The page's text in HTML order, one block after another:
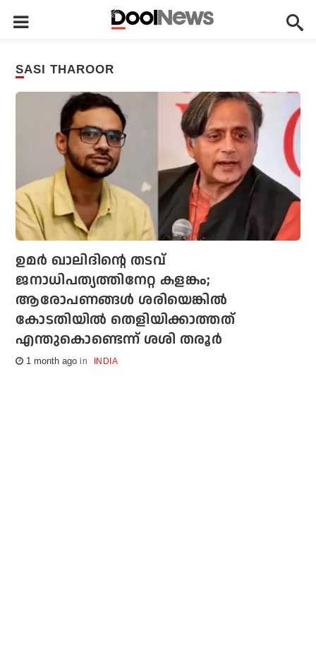
SASI THAROOR
ഉമര്‍ ഖാലിദിന്റെ തടവ്
ജനാധിപത്യത്തിനേറ്റ കളങ്കം;
ആരോപണങ്ങള്‍ ശരിയെങ്കില്‍
കോടതിയില്‍ തെളിയിക്കാത്തത്
എന്തുകൊണ്ടെന്ന് ശശി തരൂര്‍
1 month ago INDIA